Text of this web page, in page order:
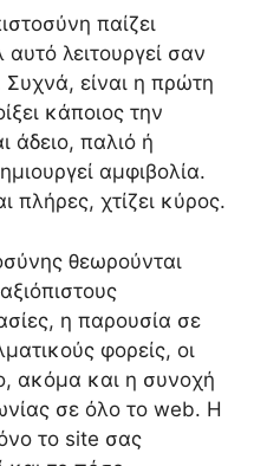
παίζει
λειτουργεί σαν
Συχνά, είναι η πρώτη
κάποιος την
άδειο, παλιό ή
αμφιβολία.
πλήρες, χτίζει κύρος.
θεωρούνται
η παρουσία σε
φορείς, οι
ακόμα και η συνοχή
σε όλο το web. Η
το site σας